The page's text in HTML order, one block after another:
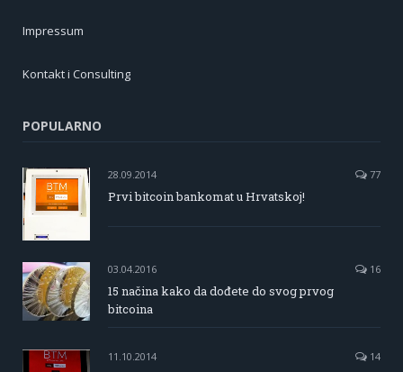
Impressum
Kontakt i Consulting
POPULARNO
28.09.2014 77
Prvi bitcoin bankomat u Hrvatskoj!
03.04.2016 16
15 načina kako da dođete do svog prvog
bitcoina
11.10.2014 14